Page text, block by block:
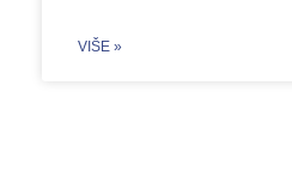
VIŠE »